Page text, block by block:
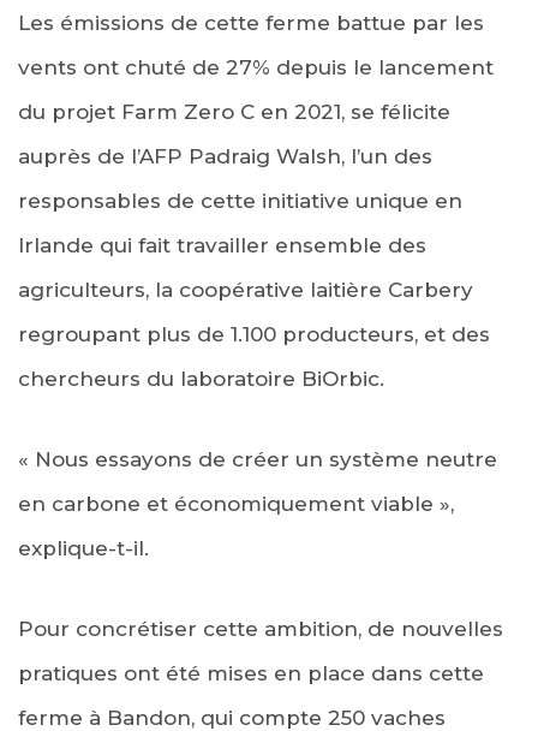
Les émissions de cette ferme battue par les
vents ont chuté de 27% depuis le lancement
du projet Farm Zero C en 2021, se félicite
auprès de l’AFP Padraig Walsh, l’un des
responsables de cette initiative unique en
Irlande qui fait travailler ensemble des
agriculteurs, la coopérative laitière Carbery
regroupant plus de 1.100 producteurs, et des
chercheurs du laboratoire BiOrbic.
« Nous essayons de créer un système neutre
en carbone et économiquement viable »,
explique-t-il.
Pour concrétiser cette ambition, de nouvelles
pratiques ont été mises en place dans cette
ferme à Bandon, qui compte 250 vaches